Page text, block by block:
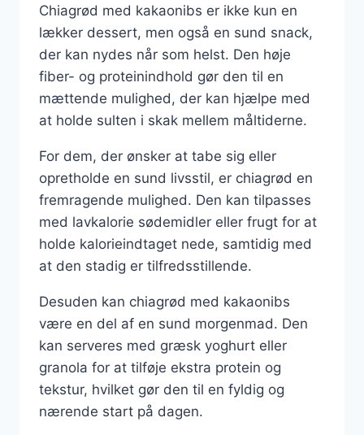
Chiagrød med kakaonibs er ikke kun en
lækker dessert, men også en sund snack,
der kan nydes når som helst. Den høje
fiber- og proteinindhold gør den til en
mættende mulighed, der kan hjælpe med
at holde sulten i skak mellem måltiderne.
For dem, der ønsker at tabe sig eller
opretholde en sund livsstil, er chiagrød en
fremragende mulighed. Den kan tilpasses
med lavkalorie sødemidler eller frugt for at
holde kalorieindtaget nede, samtidig med
at den stadig er tilfredsstillende.
Desuden kan chiagrød med kakaonibs
være en del af en sund morgenmad. Den
kan serveres med græsk yoghurt eller
granola for at tilføje ekstra protein og
tekstur, hvilket gør den til en fyldig og
nærende start på dagen.